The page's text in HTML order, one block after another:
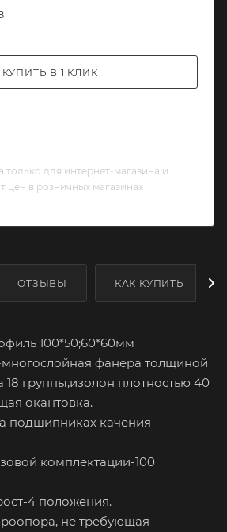
КУПИТЬ В 1 КЛИК
только для интернет-магазина и
цен в розничных магазинах
ОТЗЫВЫ КАК КУПИТЬ
100*50;60*60мм
фанера толщиной
18 группы,изолон плотностью 40
окантовка.
подшипниках качения
комплектации-100
4 положения.
не требующая